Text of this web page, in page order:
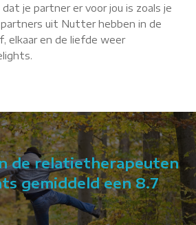
je partner er voor jou is zoals je
uit Nutter hebben in de
elkaar en de liefde weer
de relatietherapeuten
gemiddeld een 8.7